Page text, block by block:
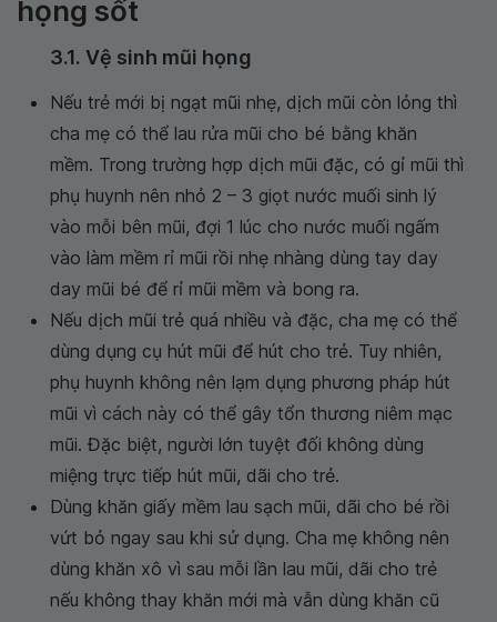
họng sốt
3.1. Vệ sinh mũi họng
Nếu trẻ mới bị ngạt mũi nhẹ, dịch mũi còn lỏng thì
cha mẹ có thể lau rửa mũi cho bé bằng khăn
mềm. Trong trường hợp dịch mũi đặc, có gỉ mũi thì
phụ huynh nên nhỏ 2 – 3 giọt nước muối sinh lý
vào mỗi bên mũi, đợi 1 lúc cho nước muối ngấm
vào làm mềm rỉ mũi rồi nhẹ nhàng dùng tay day
day mũi bé để rỉ mũi mềm và bong ra.
Nếu dịch mũi trẻ quá nhiều và đặc, cha mẹ có thể
dùng dụng cụ hút mũi để hút cho trẻ. Tuy nhiên,
phụ huynh không nên lạm dụng phương pháp hút
mũi vì cách này có thể gây tổn thương niêm mạc
mũi. Đặc biệt, người lớn tuyệt đối không dùng
miệng trực tiếp hút mũi, dãi cho trẻ.
Dùng khăn giấy mềm lau sạch mũi, dãi cho bé rồi
vứt bỏ ngay sau khi sử dụng. Cha mẹ không nên
dùng khăn xô vì sau mỗi lần lau mũi, dãi cho trẻ
nếu không thay khăn mới mà vẫn dùng khăn cũ